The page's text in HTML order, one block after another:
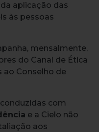
aplicação das
às pessoas
mensalmente,
do Canal de Ética
ao Conselho de
com
e a Cielo não
aos